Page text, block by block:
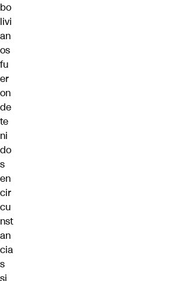
bo
livi
an
os
fu
er
on
de
te
ni
do
s
en
cir
cu
nst
an
cia
s
si